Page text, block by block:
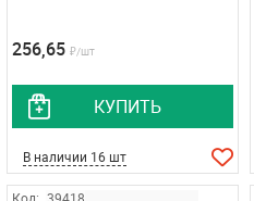
256,65 ₽/шт
КУПИТЬ
В наличии 16 шт